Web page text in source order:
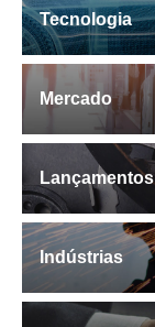
Tecnologia
Mercado
Lançamentos
Indústrias